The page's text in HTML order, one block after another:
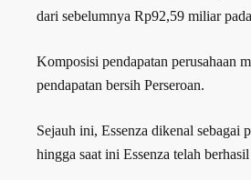
dari sebelumnya Rp92,59 miliar
Komposisi pendapatan perusahaan
pendapatan bersih Perseroan.
Sejauh ini, Essenza dikenal
hingga saat ini Essenza telah